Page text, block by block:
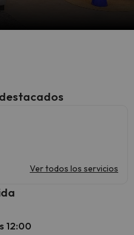
Ver todos los servicios
12:00